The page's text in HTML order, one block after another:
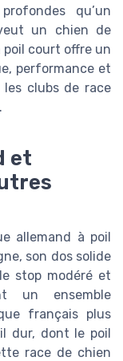
qu’un
un chien de
poil court offre un
performance et
les clubs de race
et
allemand à poil
son dos solide
stop modéré et
un ensemble
français plus
dur, dont le poil
race de chien